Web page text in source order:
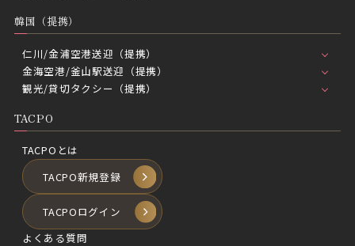
韓国（提携）
仁川/金浦空港送迎（提携）
金海空港/釜山駅送迎（提携）
観光/貸切タクシー（提携）
TACPO
TACPOとは
TACPO新規登録
TACPOログイン
よくある質問